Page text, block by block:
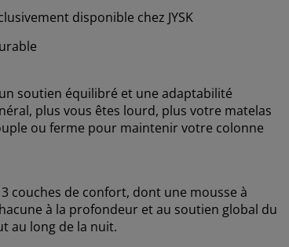
disponible chez JYSK
soutien équilibré et une adaptabilité
plus vous êtes lourd, plus votre matelas
ou ferme pour maintenir votre colonne
couches de confort, dont une mousse à
à la profondeur et au soutien global du
au long de la nuit.